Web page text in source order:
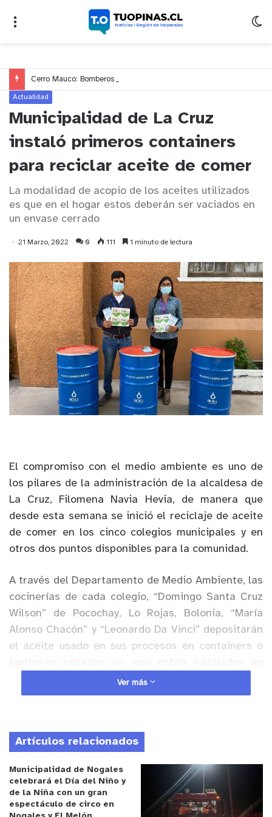
Actualidad
Municipalidad de La Cruz
instaló primeros containers
para reciclar aceite de comer
La modalidad de acopio de los aceites utilizados
es que en el hogar estos deberán ser vaciados en
un envase cerrado
21 Marzo, 2022 0 111 1 minuto de lectura
El compromiso con el medio ambiente es uno de
los pilares de la administración de la alcaldesa de
La Cruz, Filomena Navia Hevia, de manera que
desde esta semana se inició el reciclaje de aceite
de comer en los cinco colegios municipales y en
otros dos puntos disponibles para la comunidad.
A través del Departamento de Medio Ambiente, las
cocinerías de cada colegio, “Domingo Santa Cruz
Wilson” de Pocochay, Lo Rojas, Bolonia, “María
Alonso Chacón” y “Leonardo Da Vinci” depositarán
el aceite usado en sus procesos en containers o
cada establecimiento educacional.
Paralelamente, la comunidad podrá hacerlo en el
Centro Cultural en el paradero 18, frente al Santa
Isabel, y en el paradero 10, en el local comercial
“Tu Despensa”, el primer negocio de la comuna en
aceptar ser partícipe de esta innovadora
propuesta local.
Ver más
Artículos relacionados
Municipalidad de Nogales
celebrará el Día del Niño y
de la Niña con un gran
espectáculo de circo en